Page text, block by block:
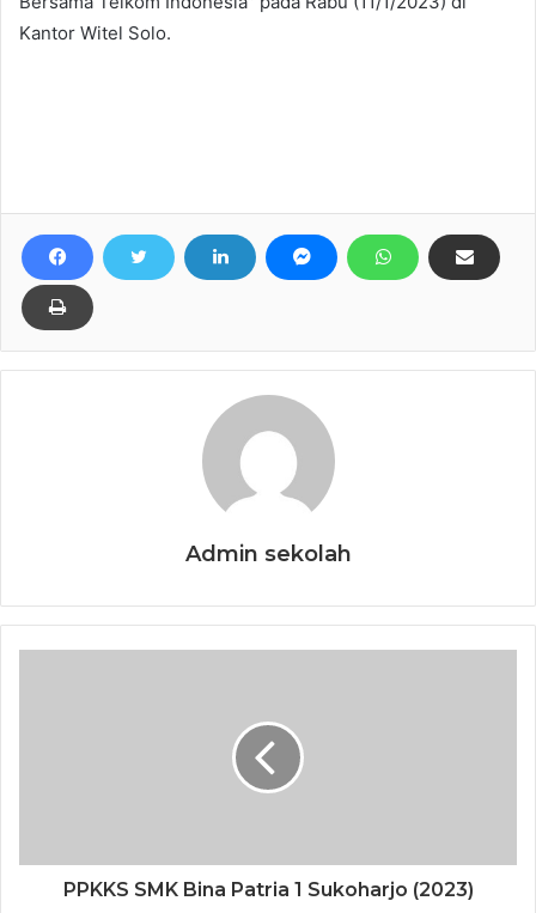
Kantor Witel Solo.
Admin sekolah
PPKKS SMK Bina Patria 1 Sukoharjo (2023)